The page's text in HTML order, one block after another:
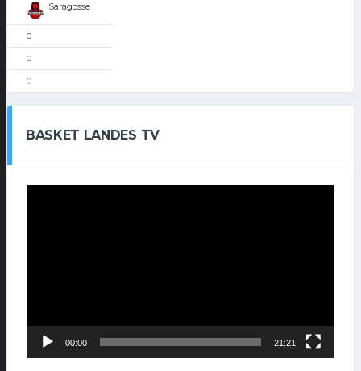
Saragosse
0
0
0
BASKET LANDES TV
00:00 21:21